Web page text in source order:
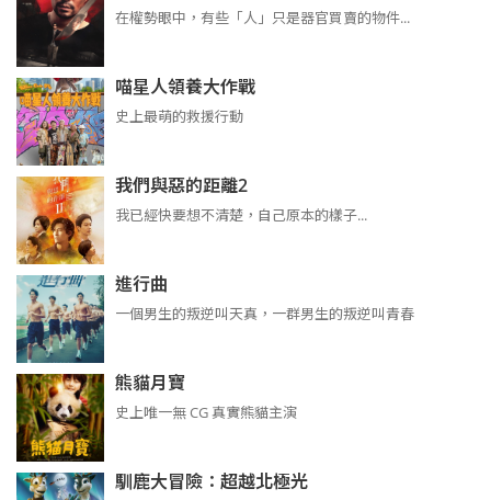
在權勢眼中，有些「人」只是器官買賣的物件...
喵星人領養大作戰
史上最萌的救援行動
我們與惡的距離2
我已經快要想不清楚，自己原本的樣子...
進行曲
​​​一個男生的叛逆叫天真，一群男生的叛逆叫青春
熊貓月寶
史上唯一無 CG 真實熊貓主演
馴鹿大冒險：超越北極光